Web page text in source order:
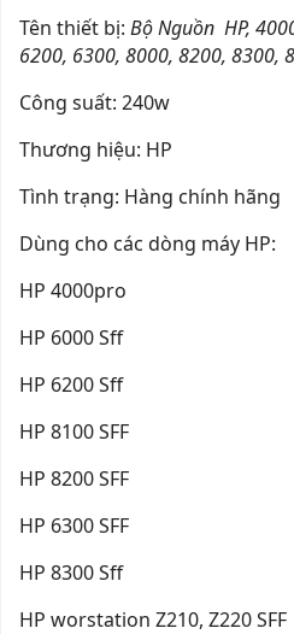
Tên thiết bị: Bộ Nguồn HP,
6200, 6300, 8000, 8200, 8300,
Công suất: 240w
Thương hiệu: HP
Tình trạng: Hàng chính hãng
Dùng cho các dòng máy HP:
HP 4000pro
HP 6000 Sff
HP 6200 Sff
HP 8100 SFF
HP 8200 SFF
HP 6300 SFF
HP 8300 Sff
HP worstation Z210, Z220 SFF